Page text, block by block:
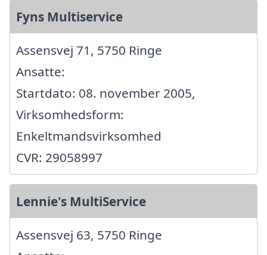
Fyns Multiservice
Assensvej 71, 5750 Ringe
Ansatte:
Startdato: 08. november 2005,
Virksomhedsform:
Enkeltmandsvirksomhed
CVR: 29058997
Lennie's MultiService
Assensvej 63, 5750 Ringe